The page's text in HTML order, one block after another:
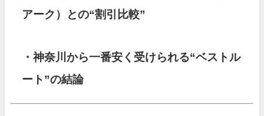
アーク）との“割引比較”
・神奈川から一番安く受けられる“ベストル
ート”の結論